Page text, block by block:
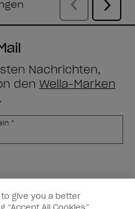
Nachrichten,
den Wella-Marken
*
give you a better